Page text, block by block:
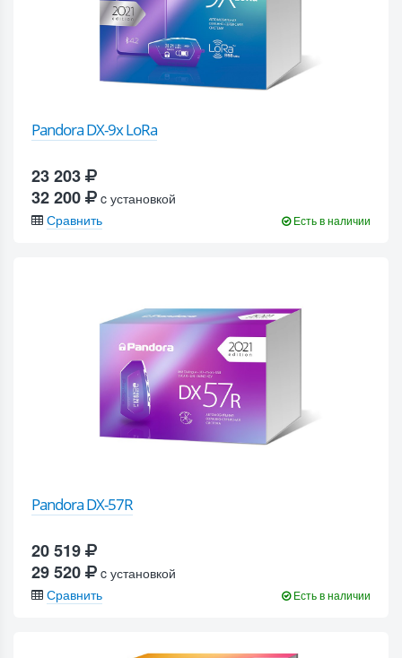
Pandora DX-9x LoRa
23 203
32 200
c установкой
Сравнить
Есть в наличии
Pandora DX-57R
20 519
29 520
c установкой
Сравнить
Есть в наличии